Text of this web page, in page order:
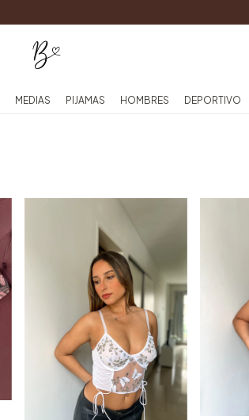
MEDIAS PIJAMAS HOMBRES DEPORTIVO